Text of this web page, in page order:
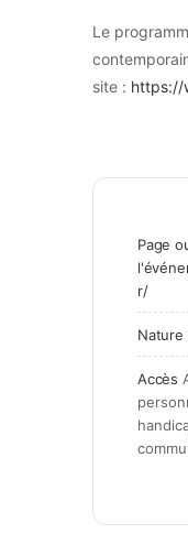
Le
site : https://
Page
r/
Nature
Accès